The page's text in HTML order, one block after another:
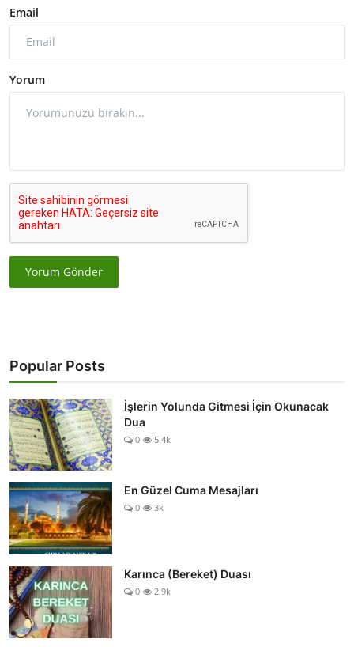
Email
Yorum
Yorum Gönder
Popular Posts
İşlerin Yolunda Gitmesi İçin Okunacak
Dua
0 5.4k
En Güzel Cuma Mesajları
0 3k
Karınca (Bereket) Duası
0 2.9k